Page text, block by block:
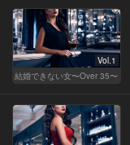
Vol.1
結婚できない女〜Over 35〜